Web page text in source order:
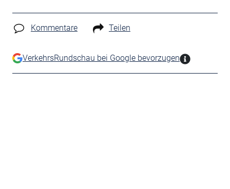
Kommentare Teilen
VerkehrsRundschau bei Google bevorzugen